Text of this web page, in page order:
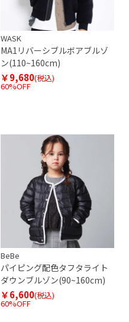
WASK
MA1リバーシブルボアブルゾ
ン(110~160cm)
￥9,680(税込)
60%OFF
BeBe
パイピング配色タフタライト
ダウンブルゾン(90~160cm)
￥6,600(税込)
60%OFF